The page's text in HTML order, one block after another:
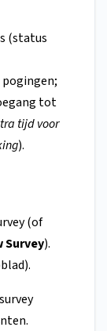
(status
tot
tijd voor
).
(of
Survey).